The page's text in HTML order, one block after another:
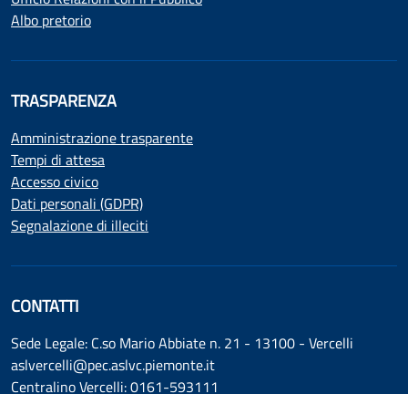
Albo pretorio
TRASPARENZA
Amministrazione trasparente
Tempi di attesa
Accesso civico
Dati personali (GDPR)
Segnalazione di illeciti
CONTATTI
Sede Legale: C.so Mario Abbiate n. 21 - 13100 - Vercelli
aslvercelli@pec.aslvc.piemonte.it
Centralino Vercelli: 0161-593111